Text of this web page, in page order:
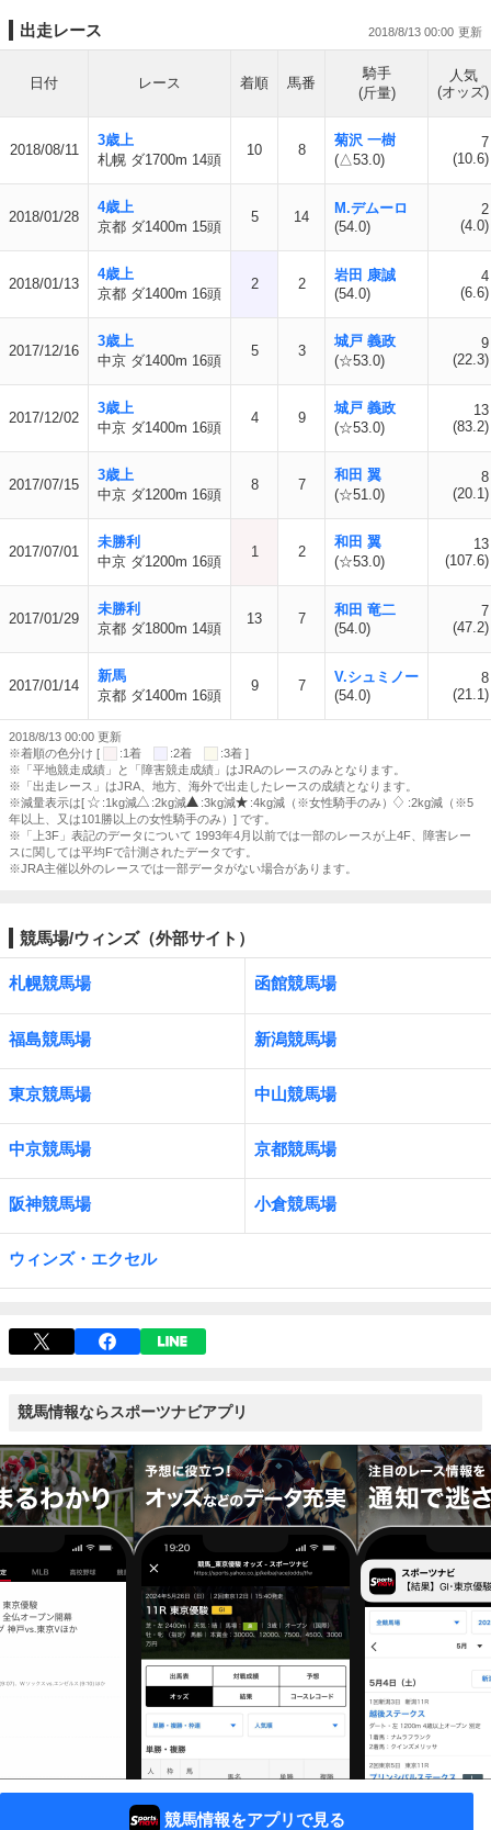
出走レース 2018/8/13 00:00
日付 レース 着順 馬番
騎手
(斤量)
人気
(オッズ)
2018/08/11
3歳上
札幌 ダ1700m 14頭
10 8
菊沢 一樹
(△53.0)
7
(10.6)
2018/01/28
4歳上
京都 ダ1400m 15頭
5 14
M.デムーロ
(54.0)
2
(4.0)
2018/01/13
4歳上
京都 ダ1400m 16頭
2 2
岩田 康誠
(54.0)
4
(6.6)
2017/12/16
3歳上
中京 ダ1400m 16頭
5 3
城戸 義政
(☆53.0)
9
(22.3)
2017/12/02
3歳上
中京 ダ1400m 16頭
4 9
城戸 義政
(☆53.0)
13
(83.2)
2017/07/15
3歳上
中京 ダ1200m 16頭
8 7
和田 翼
(☆51.0)
8
(20.1)
2017/07/01
未勝利
中京 ダ1200m 16頭
1 2
和田 翼
(☆53.0)
13
(107.6)
2017/01/29
未勝利
京都 ダ1800m 14頭
13 7
和田 竜二
(54.0)
7
(47.2)
2017/01/14
新馬
京都 ダ1400m 16頭
9 7
V.シュミノー
(54.0)
8
(21.1)
2018/8/13 00:00 更新
※着順の色分け [
:1着 :2着
:3着 ]
※「平地競走成績」と「障害競走成績」はJRAのレースのみとなります。
※「出走レース」はJRA、地方、海外で出走したレースの成績となります。
※減量表示は[
:1kg減 :2kg減 :3kg減 :4kg減（※女性騎手のみ）
:2kg減（※5
年以上、又は101勝以上の女性騎手のみ）] です。
※「上3F」表記のデータについて 1993年4月以前では一部のレースが上4F、障害レー
スに関しては平均Fで計測されたデータです。
※JRA主催以外のレースでは一部データがない場合があります。
競馬場/ウィンズ（外部サイト）
札幌競馬場 函館競馬場
福島競馬場 新潟競馬場
東京競馬場 中山競馬場
中京競馬場 京都競馬場
阪神競馬場 小倉競馬場
ウィンズ・エクセル
競馬情報ならスポーツナビアプリ
競馬情報をアプリで見る